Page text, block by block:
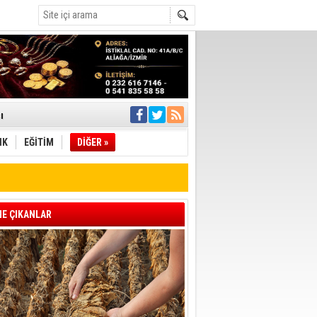
İletti
müdahale
Geçti
EĞİTİM DİĞER »
ÇIKANLAR